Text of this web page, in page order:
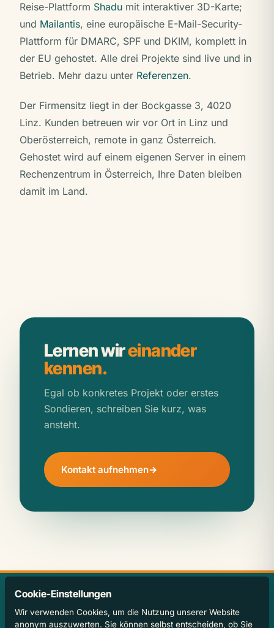
Reise-Plattform Shadu mit interaktiver 3D-Karte;
und Mailantis, eine europäische E-Mail-Security-
Plattform für DMARC, SPF und DKIM, komplett in
der EU gehostet. Alle drei Projekte sind live und in
Betrieb. Mehr dazu unter Referenzen.
Der Firmensitz liegt in der Bockgasse 3, 4020
Linz. Kunden betreuen wir vor Ort in Linz und
Oberösterreich, remote in ganz Österreich.
Gehostet wird auf einem eigenen Server in einem
Rechenzentrum in Österreich, Ihre Daten bleiben
damit im Land.
Lernen wireinander
kennen.
Egal ob konkretes Projekt oder erstes
Sondieren, schreiben Sie kurz, was
ansteht.
Kontakt aufnehmen
OFFICE@JANHOFER.AT
Cookie-Einstellungen
Wir verwenden Cookies, um die Nutzung unserer Website
anonym auszuwerten. Sie können selbst entscheiden, ob Sie